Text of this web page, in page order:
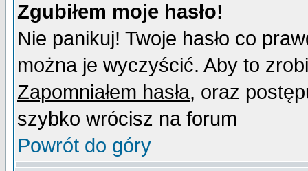
Zgubiłem moje hasło!
Nie panikuj! Twoje hasło co
można je wyczyścić. Aby to
Zapomniałem hasła, oraz
szybko wrócisz na forum
Powrót do góry